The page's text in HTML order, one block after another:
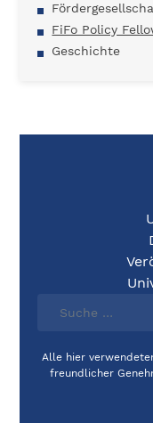
FiFo Policy
Geschichte
Alle hier
freundlicher